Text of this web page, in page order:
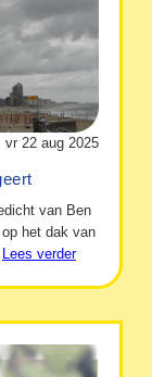
vr 22 aug 2025
van Ben
het dak van
Lees verder